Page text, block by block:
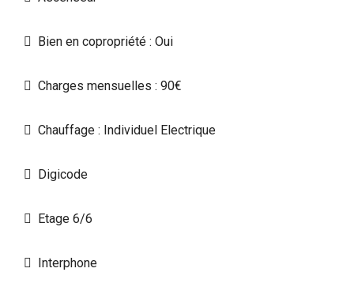
Bien en copropriété : Oui
Charges mensuelles : 90€
Chauffage : Individuel Electrique
Digicode
Etage 6/6
Interphone